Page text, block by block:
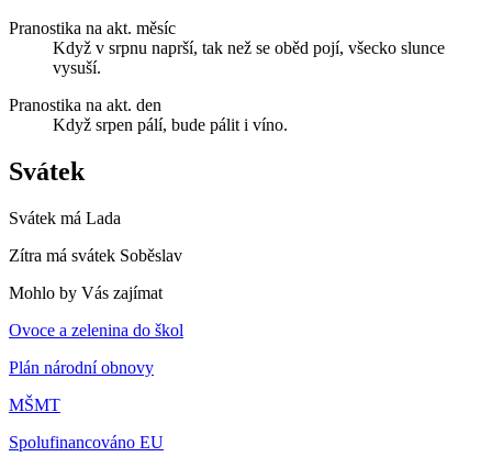
Pranostika na akt. měsíc
Když v srpnu naprší, tak než se oběd pojí, všecko slunce
vysuší.
Pranostika na akt. den
Když srpen pálí, bude pálit i víno.
Svátek
Svátek má Lada
Zítra má svátek Soběslav
Mohlo by Vás zajímat
Ovoce a zelenina do škol
Plán národní obnovy
MŠMT
Spolufinancováno EU